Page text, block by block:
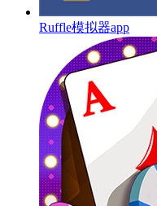
Ruffle模拟器app